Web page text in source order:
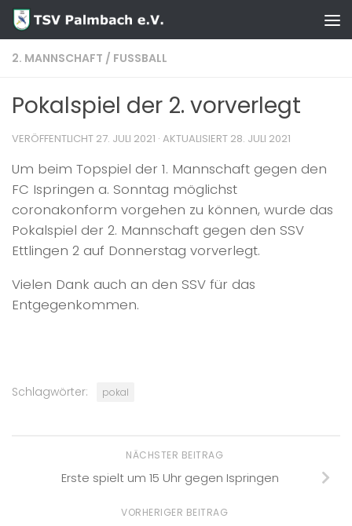
Zum Inhalt springen
2. MANNSCHAFT / FUSSBALL
Pokalspiel der 2. vorverlegt
VERÖFFENTLICHT 27. JULI 2021 · AKTUALISIERT 28. JULI 2021
Um beim Topspiel der 1. Mannschaft gegen den
FC Ispringen a. Sonntag möglichst
coronakonform vorgehen zu können, wurde das
Pokalspiel der 2. Mannschaft gegen den SSV
Ettlingen 2 auf Donnerstag vorverlegt.
Vielen Dank auch an den SSV für das
Entgegenkommen.
Schlagwörter: pokal
NÄCHSTER BEITRAG
Erste spielt um 15 Uhr gegen Ispringen
VORHERIGER BEITRAG